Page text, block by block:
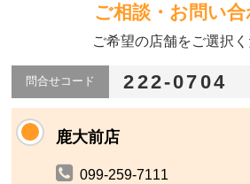
ご相談・お問い
ご希望の店舗をご選択く
問合せコード 222-0704
鹿大前店
099-259-7111